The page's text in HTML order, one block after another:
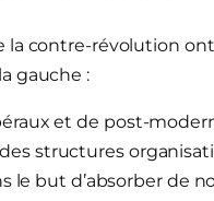
la contre-révolution
gauche :
et de post-
structures
le but d’absorber de